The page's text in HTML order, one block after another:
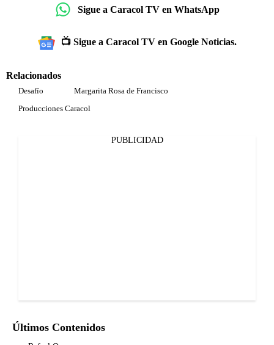
Sigue a Caracol TV en WhatsApp
📺 Sigue a Caracol TV en Google Noticias.
Relacionados
Desafío
Margarita Rosa de Francisco
Producciones Caracol
PUBLICIDAD
Últimos Contenidos